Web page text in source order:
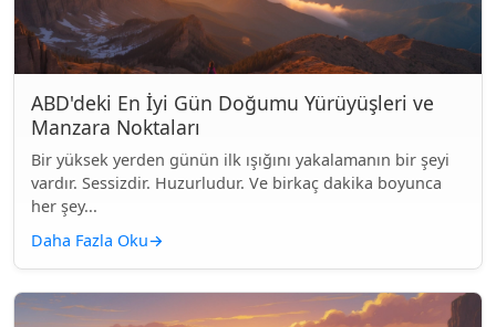
ABD'deki En İyi Gün Doğumu Yürüyüşleri ve
Manzara Noktaları
Bir yüksek yerden günün ilk ışığını yakalamanın bir şeyi
vardır. Sessizdir. Huzurludur. Ve birkaç dakika boyunca
her şey...
Daha Fazla Oku→